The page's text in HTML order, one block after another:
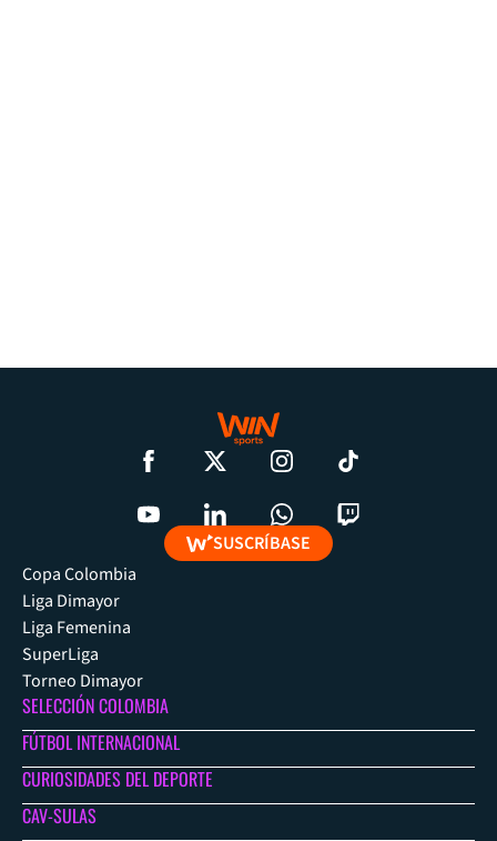
SUSCRÍBASE
Copa Colombia
Liga Dimayor
Liga Femenina
SuperLiga
Torneo Dimayor
SELECCIÓN COLOMBIA
FÚTBOL INTERNACIONAL
CURIOSIDADES DEL DEPORTE
CAV-SULAS